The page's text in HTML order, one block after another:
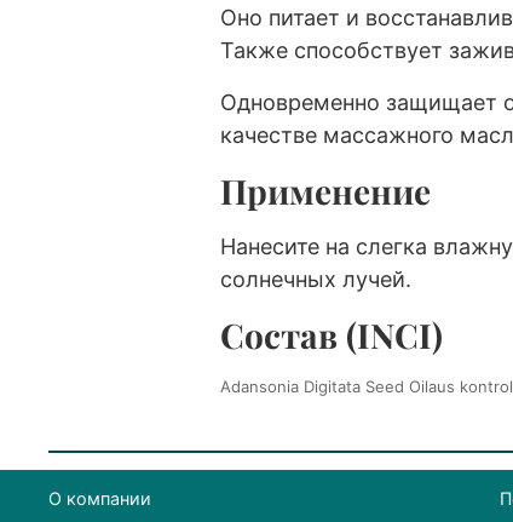
Оно питает и
Также способствует
Одновременно защищает
качестве массажного
Применение
Нанесите на слегка
солнечных лучей.
Состав (INCI)
Adansonia Digitata Seed Oilaus
О компании